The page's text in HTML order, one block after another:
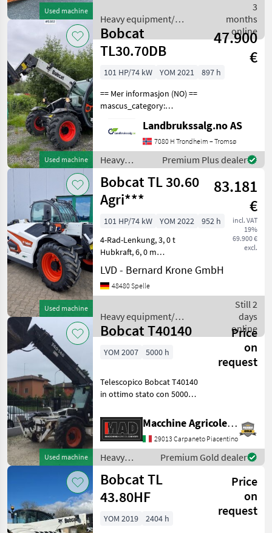
Used machine
Rückspiegel, Werkzeug
Heavy equipment/
construction machines /
Bobcat
3
months
online
Used machine
Bobcat
TL30.70DB
47.900
€
101 HP/74 kW YOM 2021
897 h
== Mer informasjon (NO) ==
mascus_category:
provide reference number
upon request: 5382 See
en.landbrukssalg.no/5382
for more images Specifi
Landbrukssalg.no AS
7080 H Trondheim – Tromsø
Heavy
equipment/
construction
machines /
Bobcat
Premium Plus dealer
Used machine
Bobcat TL 30.60
Agri***
83.181
€
incl. VAT
19%
69.900 €
excl.
101 HP/74 kW YOM 2022
952 h
4-Rad-Lenkung, 3, 0 t
Hubkraft, 6, 0 m
Auslegearm, Aufnahme:
Bobcat,
Schwingungstilgung, hydr.
Steuerkreis, Hydrostat 40
km/h, Klimaanlage, We
LVD - Bernard Krone GmbH
48480 Spelle
Heavy equipment/
construction machines /
Bobcat
Still 2
days
online
Used machine
Bobcat T40140
Price
on
request
YOM 2007 5000 h
Telescopico Bobcat T40140
in ottimo stato con 5000
stabilizzatori, motore
Perkins, completo di benna
da 2mc forche pallet, forche
balloni. Visibile
Macchine Agricole Devoti Srl
29013 Carpaneto Piacentino
Heavy
equipment/
construction
machines /
Bobcat
Premium Gold dealer
Bobcat TL
43.80HF
Price
on
request
YOM 2019
2404 h